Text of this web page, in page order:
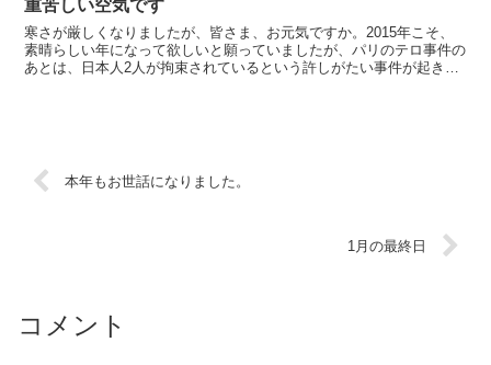
重苦しい空気です
寒さが厳しくなりましたが、皆さま、お元気ですか。2015年こそ、
素晴らしい年になって欲しいと願っていましたが、パリのテロ事件の
あとは、日本人2人が拘束されているという許しがたい事件が起きて
本年もお世話になりました。
1月の最終日
コメント